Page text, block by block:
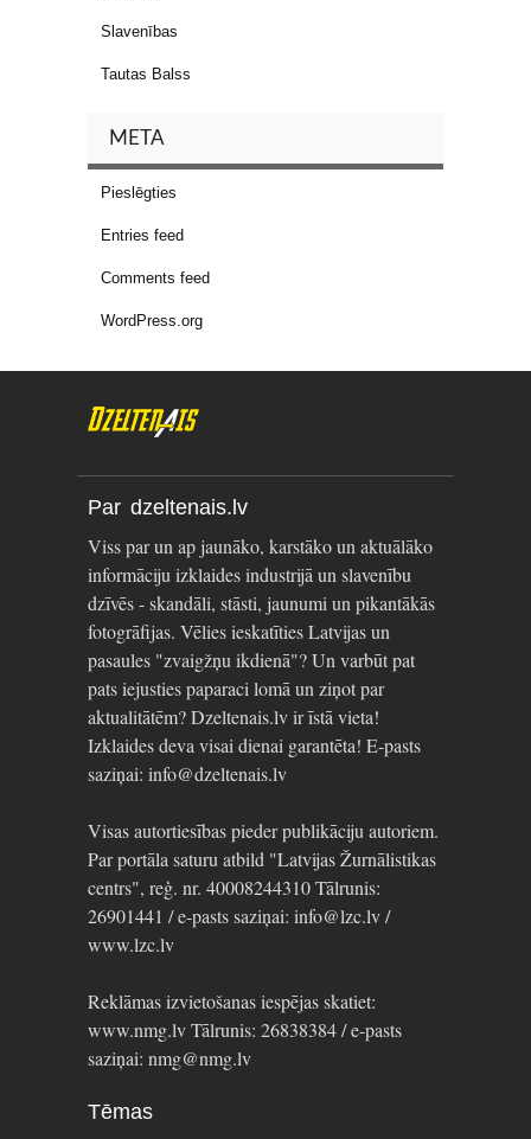
Slavenības
Tautas Balss
META
Pieslēgties
Entries feed
Comments feed
WordPress.org
Par dzeltenais.lv
Viss par un ap jaunāko, karstāko un aktuālāko
informāciju izklaides industrijā un slavenību
dzīvēs - skandāli, stāsti, jaunumi un pikantākās
fotogrāfijas. Vēlies ieskatīties Latvijas un
pasaules "zvaigžņu ikdienā"? Un varbūt pat
pats iejusties paparaci lomā un ziņot par
aktualitātēm? Dzeltenais.lv ir īstā vieta!
Izklaides deva visai dienai garantēta! E-pasts
saziņai: info@dzeltenais.lv
Visas autortiesības pieder publikāciju autoriem.
Par portāla saturu atbild "Latvijas Žurnālistikas
centrs", reģ. nr. 40008244310 Tālrunis:
26901441 / e-pasts saziņai: info@lzc.lv /
www.lzc.lv
Reklāmas izvietošanas iespējas skatiet:
www.nmg.lv Tālrunis: 26838384 / e-pasts
saziņai: nmg@nmg.lv
Tēmas